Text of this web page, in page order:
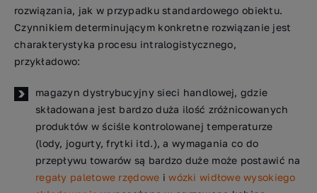
rozwiązania, jak w przypadku standardowego obiektu.
Czynnikiem determinującym konkretne rozwiązanie jest
charakterystyka procesu intralogistycznego,
przykładowo:
magazyn dystrybucyjny sieci handlowej, gdzie
składowana jest bardzo duża ilość zróżnicowanych
produktów w ściśle kontrolowanej temperaturze
(lody, jogurty, frytki itd.), a wymagania co do
przepływu towarów są bardzo duże może postawić na
regały paletowe rzędowe iwózki widłowe wysokiego